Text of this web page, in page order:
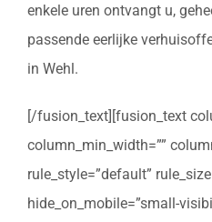
enkele uren ontvangt u,
passende eerlijke
in Wehl.
[/fusion_text][fusion_text
column_min_width=””
rule_style=”default”
hide_on_mobile=”small-